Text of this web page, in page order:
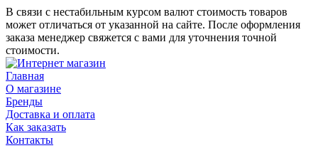
В связи с нестабильным курсом валют стоимость товаров
может отличаться от указанной на сайте. После оформления
заказа менеджер свяжется с вами для уточнения точной
стоимости.
Главная
О магазине
Бренды
Доставка и оплата
Как заказать
Контакты